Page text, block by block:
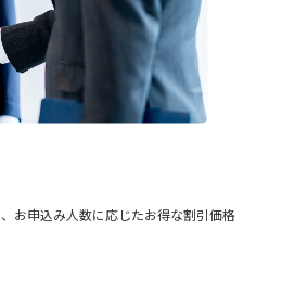
お申込み人数に応じたお得な割引価格